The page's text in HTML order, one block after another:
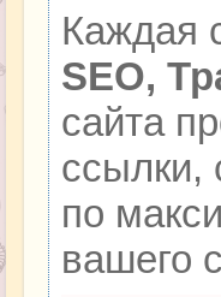
Каждая
SEO,
сайта
ссылки,
по
вашего